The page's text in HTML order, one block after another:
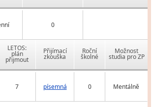
0
LETOS:
plán
přijmout
Přijímací
zkouška
Roční
školné
Možnost
studia pro ZP
7 písemná 0 Mentálně